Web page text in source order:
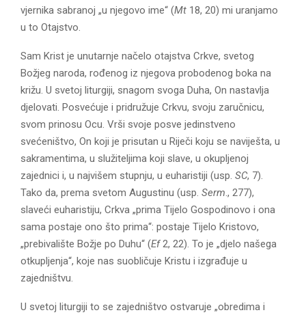
vjernika sabranoj „u njegovo ime“ (Mt 18, 20) mi uranjamo
u to Otajstvo.
Sam Krist je unutarnje načelo otajstva Crkve, svetog
Božjeg naroda, rođenog iz njegova probodenog boka na
križu. U svetoj liturgiji, snagom svoga Duha, On nastavlja
djelovati. Posvećuje i pridružuje Crkvu, svoju zaručnicu,
svom prinosu Ocu. Vrši svoje posve jedinstveno
svećeništvo, On koji je prisutan u Riječi koju se naviješta, u
sakramentima, u služiteljima koji slave, u okupljenoj
zajednici i, u najvišem stupnju, u euharistiji (usp. SC, 7).
Tako da, prema svetom Augustinu (usp. Serm ., 277),
slaveći euharistiju, Crkva „prima Tijelo Gospodinovo i ona
sama postaje ono što prima“: postaje Tijelo Kristovo,
„prebivalište Božje po Duhu“ (Ef2, 22). To je „djelo našega
otkupljenja“, koje nas suobličuje Kristu i izgrađuje u
zajedništvu.
U svetoj liturgiji to se zajedništvo ostvaruje „obredima i